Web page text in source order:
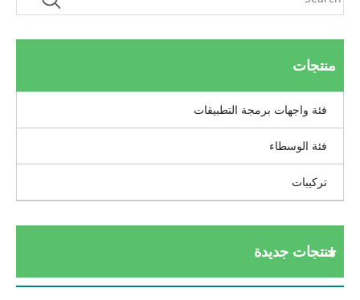
منتجات
فئة واجهات برمجة التطبيقات
فئة الوسطاء
تركيبات
منتجات جديدة